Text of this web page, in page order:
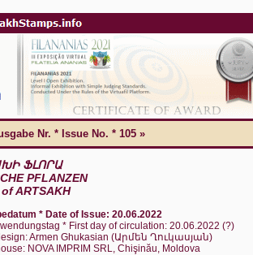
Nr. * Issue No. * 105 »
ՖԼՈՐԱ
PFLANZEN
ARTSAKH
* Date of Issue: 20.06.2022
* First day of circulation: 20.06.2022 (?)
Armen Ghukasian (Արմեն Ղուկասյան)
NOVA IMPRIM SRL, Chişinău, Moldova